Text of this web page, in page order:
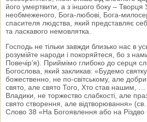
його умертвити, а з іншого боку – Творця
необмеженого, Бога-любові, Бога-
спасителя людства, який представляє
та ласкавого немовлятка.
Господь не тільки завжди близько нас в
розумійте народи і покоряйтеся, бо з
Повечір’я). Приймімо глибоко до серця
Богослова, який закликав: «Будемо
божественно, не по-світському, але
свято, але свято Того, Хто став нашим, …
Владики, не торжество слабкості, але
свято створення, але відтворювання» (св.
Слово 38 «На Богоявлення або на Різдво